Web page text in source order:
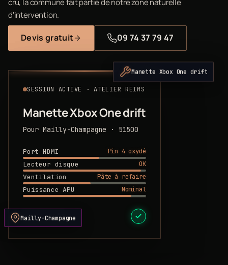
d'intervention.
Devis gratuit 09 74 37 79 47
SESSION ACTIVE · ATELIER REIMS
Manette Xbox One drift
Pour Mailly-Champagne · 51500
Port HDMI
Pin 4 oxydé
Lecteur disque
OK
Ventilation
Pâte à refaire
Puissance APU
Nominal
DEVIS PRÊT
Manette Xbox One drift
Mailly-Champagne